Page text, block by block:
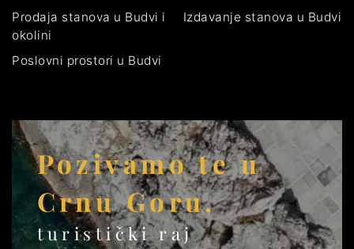
Prodaja stanova u Budvi i
okolini
Izdavanje stanova u Budvi
Poslovni prostori u Budvi
Pozivamo te u
Crnu Goru,
turistički raj